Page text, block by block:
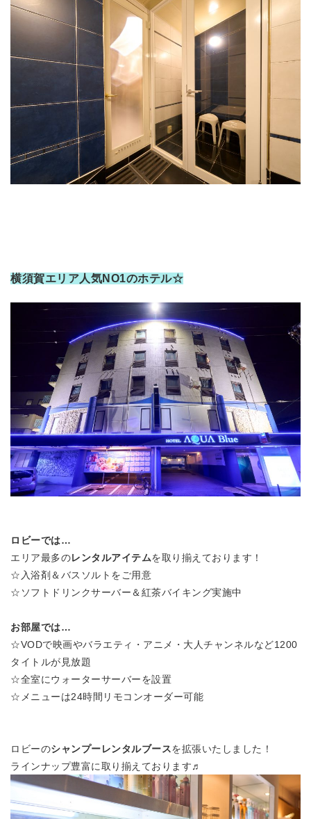
横須賀エリア人気NO1のホテル☆
ロビーでは…
エリア最多のレンタルアイテムを取り揃えております！
☆入浴剤＆バスソルトをご用意
☆ソフトドリンクサーバー＆紅茶バイキング実施中
お部屋では…
☆VODで映画やバラエティ・アニメ・大人チャンネルなど1200
タイトルが見放題
☆全室にウォーターサーバーを設置
☆メニューは24時間リモコンオーダー可能
ロビーのシャンプーレンタルブースを拡張いたしました！
ラインナップ豊富に取り揃えております♬